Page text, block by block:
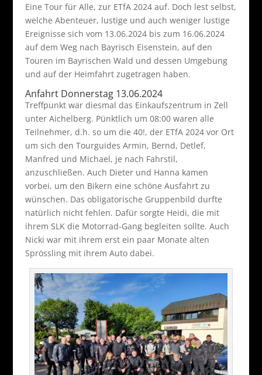
Eine Tour für Alle, zur ETfA 2024 auf. Doch lest selbst,
welche Abenteuer, lustige und auch weniger lustige
Ereignisse sich vom 13.06.2024 bis zum 16.06.2024
auf dem Weg nach Bayrisch Eisenstein, auf den
Touren im Bayrischen Wald und dessen Umgebung
und auf der Heimfahrt zugetragen haben.
Anfahrt Donnerstag 13.06.2024
Treffpunkt war diesmal das Einkaufszentrum in Zell
unter Aichelberg. Pünktlich um 08:00 waren alle
Teilnehmer, d.h. so um die 40!, der ETfA 2024 vor Ort
um sich den Tourguides Armin, Bernd, Detlef,
Manfred und Michael, je nach Fahrstil,
anzuschließen. Auch Dieter und Hanna kamen
vorbei, um den Bikern eine schöne Ausfahrt zu
wünschen. Das obligatorische Gruppenbild durfte
natürlich nicht fehlen. Dafür sorgte Heidi, die mit
ihrem SLK die Motorrad-Gang begleiten sollte. Auch
Nicki war mit ihrem erst ein paar Monate alten
Sprössling mit ihrem Auto dabei.